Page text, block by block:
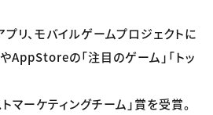
リ、モバイルゲームプロジェクトに
の「注目のゲーム」「トッ
ーケティングチーム」賞を受賞。